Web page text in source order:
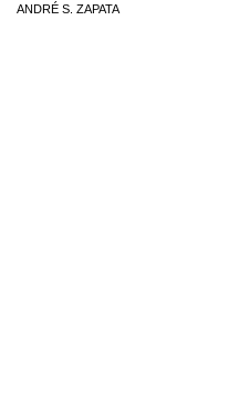
ANDRÉ S. ZAPATA